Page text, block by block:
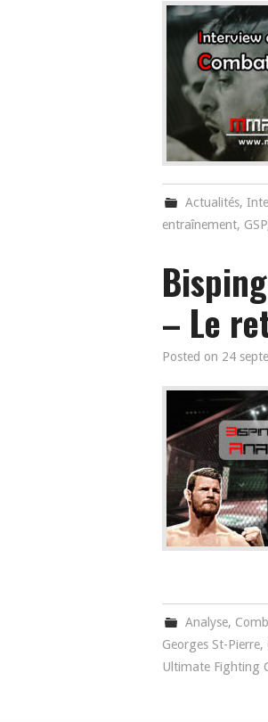
Actualités,
entraînement, GSP
– Le
Posted on 24
Analyse,
Georges St-Pierre,
Ultimate Fighting